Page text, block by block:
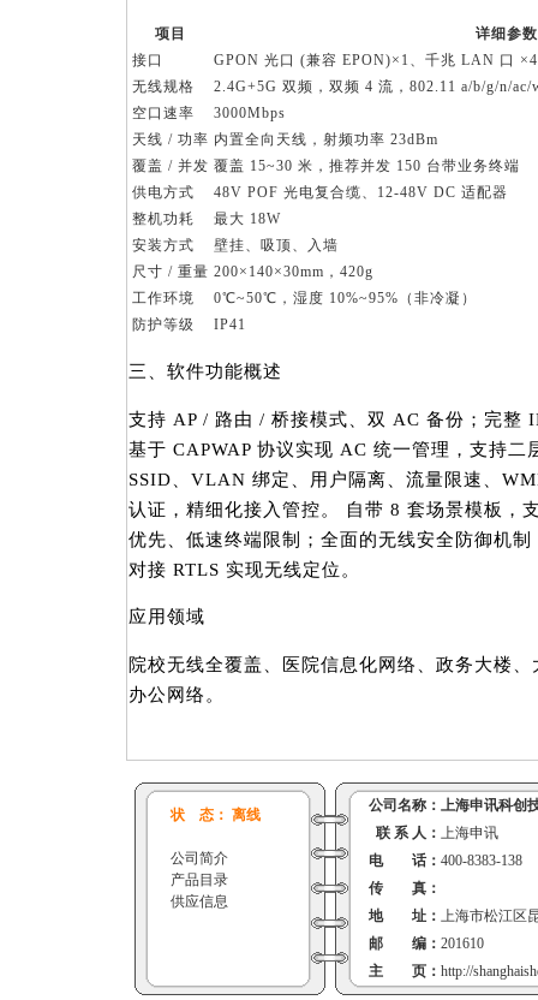
项目
详细参数
接口
GPON 光口 (兼容 EPON)×1、千兆 LAN 口
无线规格
2.4G+5G 双频，双频 4 流，802.11 a/b/g/n/ac/
空口速率
3000Mbps
天线 / 功率 内置全向天线，射频功率 23dBm
覆盖 / 并发 覆盖 15~30 米，推荐并发 150 台带业务终端
供电方式
48V POF 光电复合缆、12-48V DC 适配器
整机功耗
最大 18W
安装方式
壁挂、吸顶、入墙
尺寸 / 重量 200×140×30mm，420g
工作环境
0℃~50℃，湿度 10%~95%（非冷凝）
防护等级
IP41
三、软件功能概述
支持 AP / 路由 / 桥接模式、双 AC 备份；完整
基于 CAPWAP 协议实现 AC 统一管理，支持
SSID、VLAN 绑定、用户隔离、流量限速、
认证，精细化接入管控。 自带 8 套场景模板，
优先、低速终端限制；全面的无线安全防御机
对接 RTLS 实现无线定位。
应用领域
院校无线全覆盖、医院信息化网络、政务大楼
办公网络。
状 态： 离线
公司简介
产品目录
供应信息
公司名称： 上海申讯科创
联 系 人： 上海申讯
电 话： 400-8383-138
传 真：
地 址： 上海市松江区
邮 编： 201610
主 页： http://